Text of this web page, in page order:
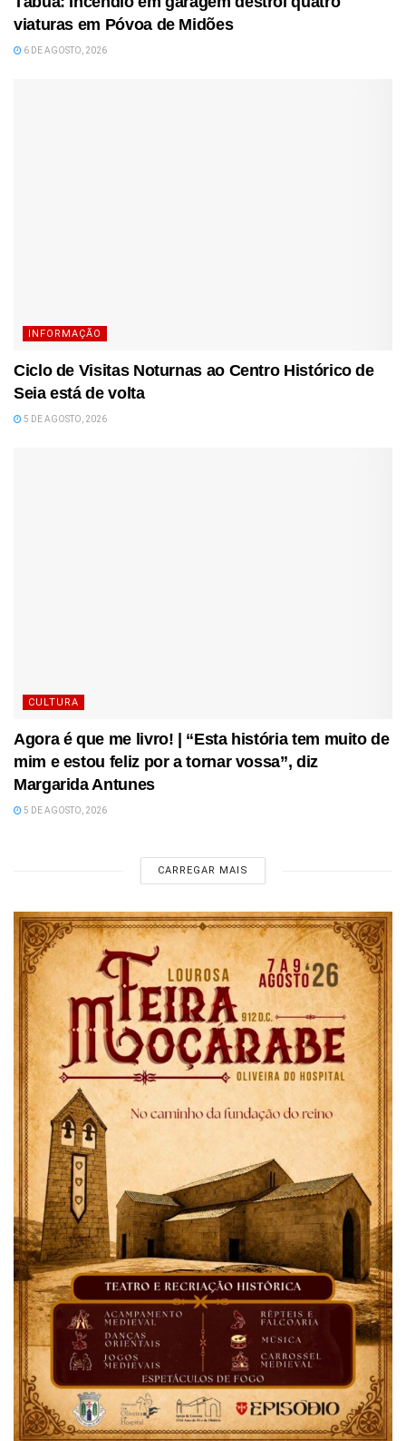
viaturas em Póvoa de Midões
6 DE AGOSTO, 2026
INFORMAÇÃO
Ciclo de Visitas Noturnas ao Centro Histórico de
Seia está de volta
5 DE AGOSTO, 2026
CULTURA
Agora é que me livro! | “Esta história tem muito de
mim e estou feliz por a tornar vossa”, diz
Margarida Antunes
5 DE AGOSTO, 2026
CARREGAR MAIS